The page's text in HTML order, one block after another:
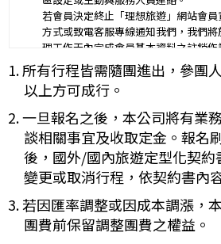
均視為本契約內容之一部分。乙方應確保
負之義務不得低於廣告之內容。
第一項記載得以所刊登之廣告、宣傳文
未記載第一項內容或記載之內容與刊登廣
明會之說明記載不符者，以最有利於甲方
第四條（集合及出發時地）
甲方應於民國_____年_____月_____日
__________準時集合出發。甲方未準時
發，亦未能中途加入旅遊者，視為甲方任
三條之約定，行使損害賠償請求權。
第五條（旅遊費用及付款方式）
旅遊費用：______________________
除雙方有特別約定者外，甲方應依下列約
一、
簽訂本契約時，甲方應以_______(現
若會員決定終止「理想旅遊」網站會
方式或致電客服專線通知我們，我們
理工作天內完成會員基本資料之註銷
法》及《稅捐稽徵法》之法定保存年
紀錄將於法定保存期限屆滿後自動進行
止「理想旅遊」網站會員身份之日起（
郵件為準），您將即刻喪失所有本服
【Cookies 的運用政策】
為提供個人化的服務，本資訊網會使
某些時候追蹤使用者的資料。本網站使
助作用，例如儲存您偏好的特定種類資
您上網至本行網站時不必每次再輸入
※ Cookies 是網站伺服器用來和使用者瀏
它可能在使用者的電腦中儲存某些資訊
1. 所有行程皆需隨團進出，參團
以上方可成行。
2. 一旦報名之後，本公司將有業
談相關事宜及收取定金。報名
後，國外/國內旅遊定型化契約
變更或取消行程，依契約書內
3. 若因匯率調整或因成本調漲，
團費前保留調整團費之權益。